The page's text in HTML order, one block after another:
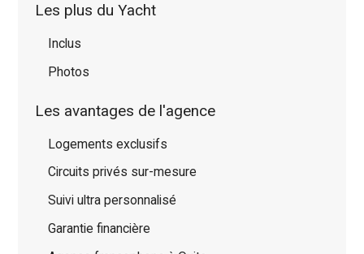
Les plus du Yacht
Inclus
Photos
Les avantages de l'agence
Logements exclusifs
Circuits privés sur-mesure
Suivi ultra personnalisé
Garantie financière